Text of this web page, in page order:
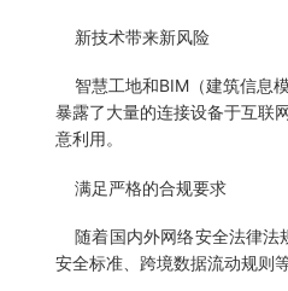
新技术带来新风险
智慧工地和BIM（建筑信息
暴露了大量的连接设备于互联
意利用。
满足严格的合规要求
随着国内外网络安全法律法
安全标准、跨境数据流动规则